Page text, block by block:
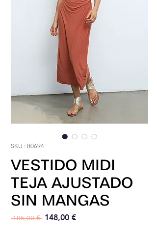
SKU : 80694
VESTIDO MIDI
TEJA AJUSTADO
SIN MANGAS
185,00 € Prix original
148,00 €Prix promotionnel